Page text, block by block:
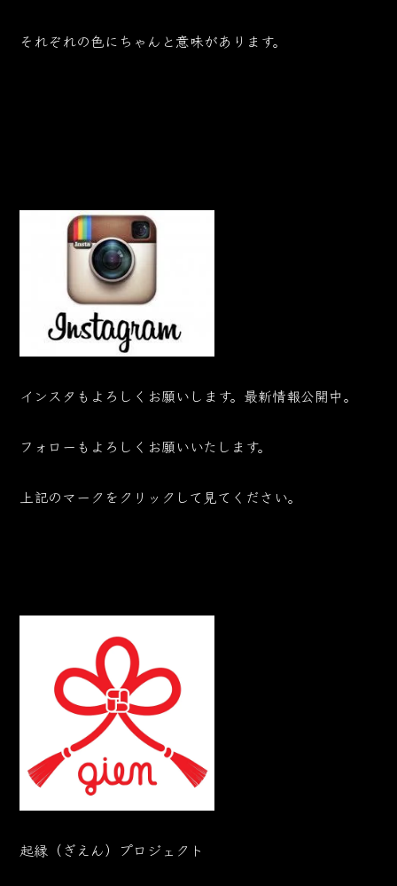
それぞれの色にちゃんと意味があります。
インスタもよろしくお願いします。最新情報公開中。
フォローもよろしくお願いいたします。
上記のマークをクリックして見てください。
起縁（ぎえん）プロジェクト